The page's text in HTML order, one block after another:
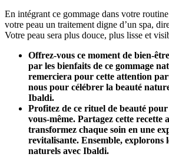
En intégrant ce gommage dans votre
votre peau un traitement digne d’un spa,
Votre peau sera plus douce, plus lisse et
Offrez-vous ce moment de bien-
par les bienfaits de ce gommage
remerciera pour cette attention
nous pour célébrer la beauté
Ibaldi.
Profitez de ce rituel de beauté
vous-même. Partagez cette recette
transformez chaque soin en une
revitalisante. Ensemble, explorons
naturels avec Ibaldi.